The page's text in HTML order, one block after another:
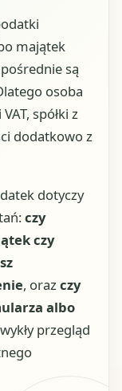
majątek
są
osoba
spółki z
dodatkowo z
dotyczy
czy
czy
, orazczy
albo
przegląd